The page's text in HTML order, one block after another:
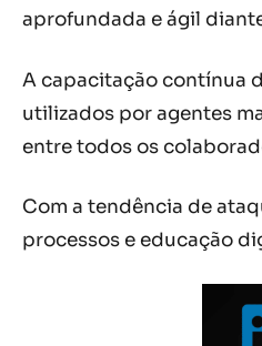
aprofundada e ágil
A capacitação contínua
utilizados por agentes
entre todos os
Com a tendência de
processos e educação